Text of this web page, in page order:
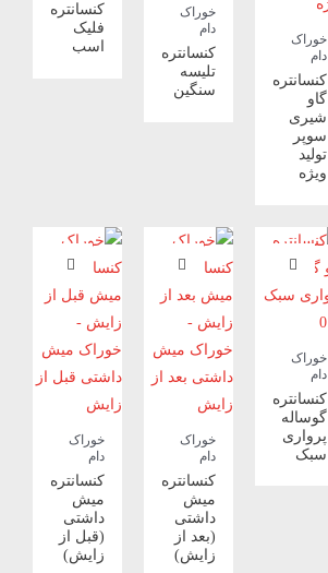
خوراک
دام
کنسانتره
گاو
شیری
سوپر
تولید
ویژه
خوراک
دام
کنسانتره
تلیسه
سنگین
کنسانتره
فلیک
اسب
خوراک
دام
کنسانتره
گوساله
پرواری
سبک
خوراک
دام
کنسانتره
میش
داشتی
(بعد از
زایش)
خوراک
دام
کنسانتره
میش
داشتی
(قبل از
زایش)